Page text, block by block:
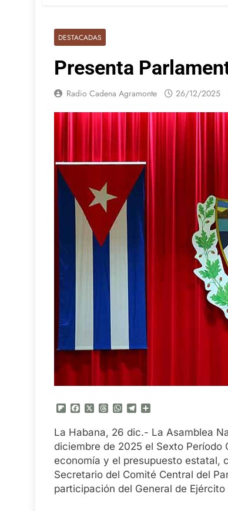
DESTACADAS
Presenta
Radio Cadena Agramonte 26/12/2025
Flipboard
FacebookThreadsWhatsApp
Telegram
La Habana, 26 dic.- La Asamblea
diciembre de 2025 el Sexto
economía y el presupuesto estatal,
Secretario del Comité Central del
participación del General de